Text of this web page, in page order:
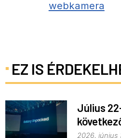
webkamera
EZ IS
Július
2026. június